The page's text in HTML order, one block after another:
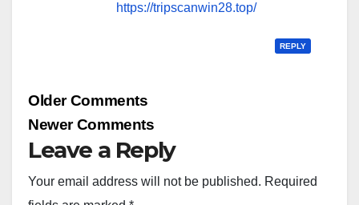
https://tripscanwin28.top/
REPLY
Comment
Older Comments
Newer Comments
Leave a Reply
Your email address will not be published. Required